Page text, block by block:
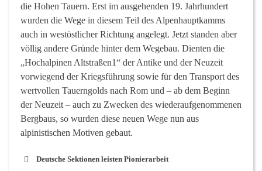
die Hohen Tauern. Erst im ausgehenden 19. Jahrhundert
wurden die Wege in diesem Teil des Alpenhauptkamms
auch in westöstlicher Richtung angelegt. Jetzt standen aber
völlig andere Gründe hinter dem Wegebau. Dienten die
„Hochalpinen Altstraßen1“ der Antike und der Neuzeit
vorwiegend der Kriegsführung sowie für den Transport des
wertvollen Tauerngolds nach Rom und – ab dem Beginn
der Neuzeit – auch zu Zwecken des wiederaufgenommenen
Bergbaus, so wurden diese neuen Wege nun aus
alpinistischen Motiven gebaut.
Deutsche Sektionen leisten Pionierarbeit